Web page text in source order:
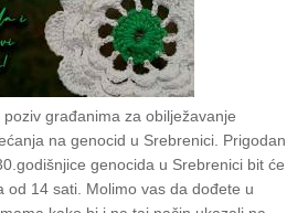
građanima za obilježavanje
na genocid u Srebrenici. Prigodan
genocida u Srebrenici bit će
od 14 sati. Molimo vas da dođete u